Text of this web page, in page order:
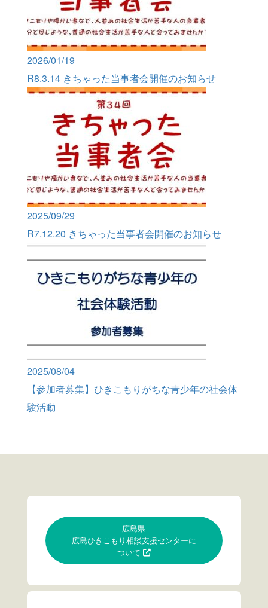
2026/01/19
R8.3.14 きちゃった当事者会開催のお知らせ
2025/09/29
R7.12.20 きちゃった当事者会開催のお知らせ
2025/08/04
【参加者募集】ひきこもりがちな青少年の社会体
験活動
広島県
広島ひきこもり相談支援センターに
ついて